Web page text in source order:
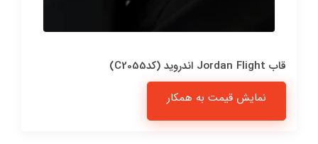
قاب Jordan Flight اندروید (کدC2055)
نمایش قیمت به همکار